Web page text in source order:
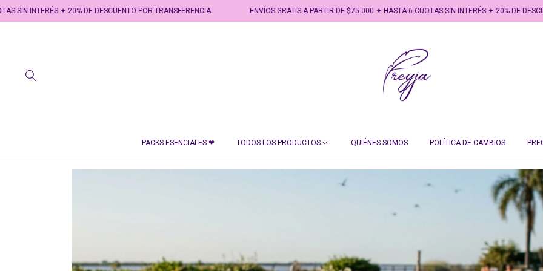
✦ 20% DE DESCUENTO POR TRANSFERENCIA ENVÍOS GRATIS A PARTIR DE $75.000 ✦ HASTA 6 CUOTAS SIN INTERÉS ✦ 20% DE DESCUENTO POR
PACKS ESENCIALES ❤ TODOS LOS PRODUCTOS QUIÉNES SOMOS POLÍTICA DE CAMBIOS